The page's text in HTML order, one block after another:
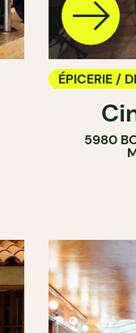
ÉPICERIE /
COMPTOIR
CAVISTE
5980